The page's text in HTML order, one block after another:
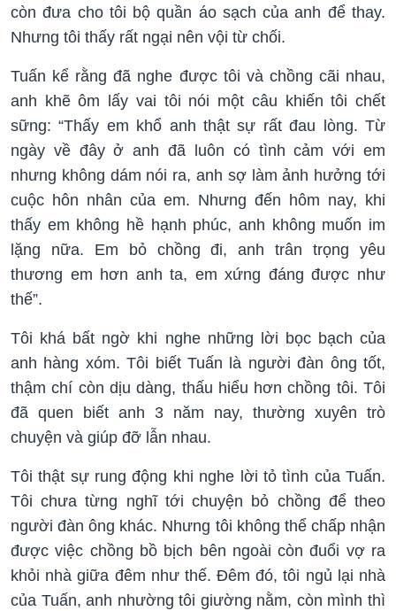
còn đưa cho tôi bộ quần áo sạch của anh để thay.
Nhưng tôi thấy rất ngại nên vội từ chối.
Tuấn kể rằng đã nghe được tôi và chồng cãi nhau,
anh khẽ ôm lấy vai tôi nói một câu khiến tôi chết
sững: “Thấy em khổ anh thật sự rất đau lòng. Từ
ngày về đây ở anh đã luôn có tình cảm với em
nhưng không dám nói ra, anh sợ làm ảnh hưởng tới
cuộc hôn nhân của em. Nhưng đến hôm nay, khi
thấy em không hề hạnh phúc, anh không muốn im
lặng nữa. Em bỏ chồng đi, anh trân trọng yêu
thương em hơn anh ta, em xứng đáng được như
thế”.
Tôi khá bất ngờ khi nghe những lời bọc bạch của
anh hàng xóm. Tôi biết Tuấn là người đàn ông tốt,
thậm chí còn dịu dàng, thấu hiểu hơn chồng tôi. Tôi
đã quen biết anh 3 năm nay, thường xuyên trò
chuyện và giúp đỡ lẫn nhau.
Tôi thật sự rung động khi nghe lời tỏ tình của Tuấn.
Tôi chưa từng nghĩ tới chuyện bỏ chồng để theo
người đàn ông khác. Nhưng tôi không thể chấp nhận
được việc chồng bồ bịch bên ngoài còn đuổi vợ ra
khỏi nhà giữa đêm như thế. Đêm đó, tôi ngủ lại nhà
của Tuấn, anh nhường tôi giường nằm, còn mình thì